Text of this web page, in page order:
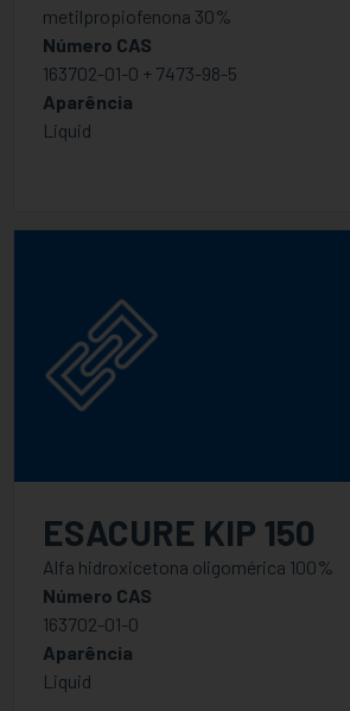
metilpropiofenona 30%
Número CAS
163702-01-0 + 7473-98-5
Aparência
Liquid
ESACURE KIP 150
Alfa hidroxicetona oligomérica 100%
Número CAS
163702-01-0
Aparência
Liquid